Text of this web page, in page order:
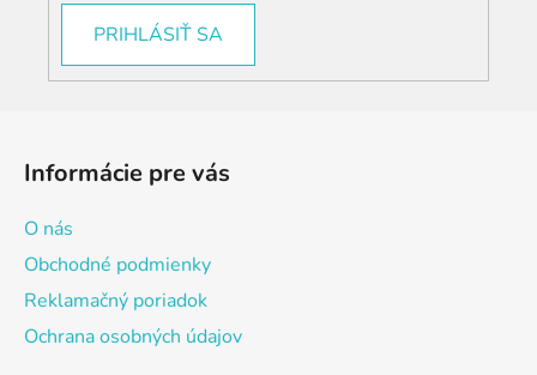
PRIHLÁSIŤ SA
Informácie pre vás
O nás
Obchodné podmienky
Reklamačný poriadok
Ochrana osobných údajov